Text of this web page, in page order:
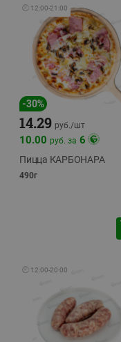
🕘 12:00-21:00
-30%
14.29 руб./шт
10.00 руб. за 6
Пицца КАРБОНАРА
490г
🕘 12:00-20:00